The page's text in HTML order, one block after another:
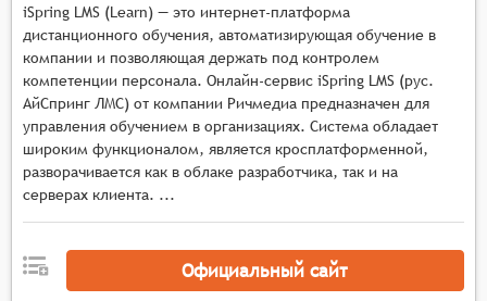
функциональные возможности:
Масштабируемая видеотрансляция с
поддержкой высокой нагрузки, возможностью
подключения тысяч участников одновременно,
адаптивным качеством потока в зависимости от
условий сети и автоматическим
переключением режимов отображения,
Мультимедийная среда с инструментами
досками, показа презентаций и документов, а
iSpring LMS (Learn) — это интернет-платформа
дистанционного обучения, автоматизирующая обучение в
компании и позволяющая держать под контролем
компетенции персонала. Онлайн-сервис iSpring LMS (рус.
АйСпринг ЛМС) от компании Ричмедиа предназначен для
управления обучением в организациях. Система обладает
широким функционалом, является кросплатформенной,
разворачивается как в облаке разработчика, так и на
серверах клиента. ...
Официальный сайт